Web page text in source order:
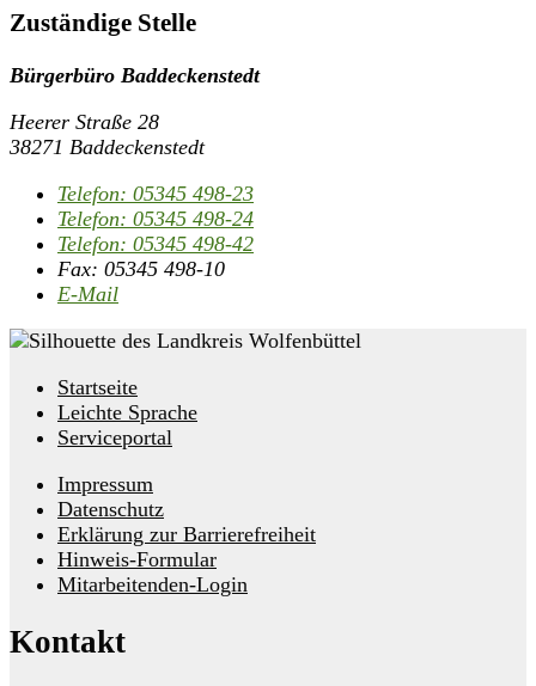
Zuständige Stelle
Bürgerbüro Baddeckenstedt
Heerer Straße 28
38271 Baddeckenstedt
Telefon: 05345 498-23
Telefon: 05345 498-24
Telefon: 05345 498-42
Fax: 05345 498-10
E-Mail
Startseite
Leichte Sprache
Serviceportal
Impressum
Datenschutz
Erklärung zur Barrierefreiheit
Hinweis-Formular
Mitarbeitenden-Login
Kontakt